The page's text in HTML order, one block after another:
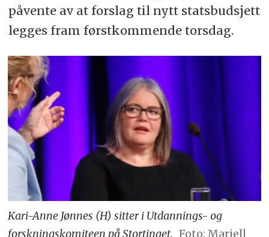
påvente av at forslag til nytt statsbudsjett
legges fram førstkommende torsdag.
Kari-Anne Jønnes (H) sitter i Utdannings- og
forskningskomiteen på Stortinget. Foto: Mariell